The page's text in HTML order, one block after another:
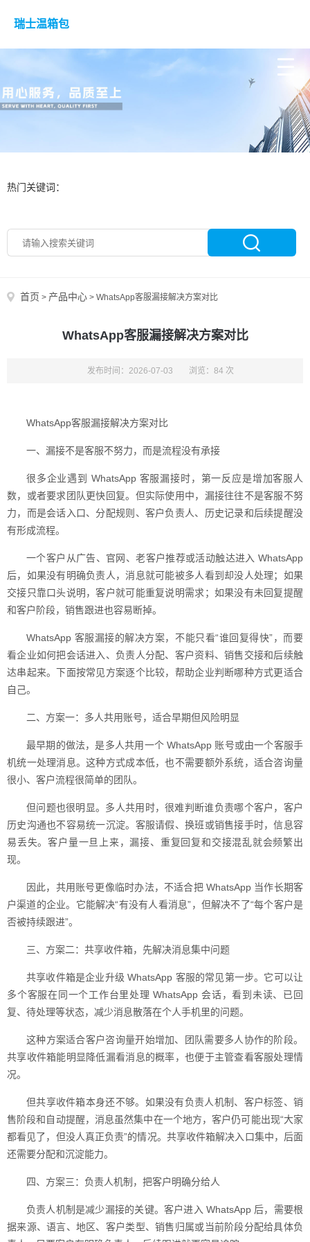
瑞士温箱包
热门关键词：
首页 > 产品中心 > WhatsApp客服漏接解决方案对比
WhatsApp客服漏接解决方案对比
发布时间：2026-07-03 浏览：84 次
WhatsApp客服漏接解决方案对比
一、漏接不是客服不努力，而是流程没有承接
很多企业遇到 WhatsApp 客服漏接时，第一反应是增加客服人
数，或者要求团队更快回复。但实际使用中，漏接往往不是客服不努
力，而是会话入口、分配规则、客户负责人、历史记录和后续提醒没
有形成流程。
一个客户从广告、官网、老客户推荐或活动触达进入 WhatsApp
后，如果没有明确负责人，消息就可能被多人看到却没人处理；如果
交接只靠口头说明，客户就可能重复说明需求；如果没有未回复提醒
和客户阶段，销售跟进也容易断掉。
WhatsApp 客服漏接的解决方案，不能只看“谁回复得快”，而要
看企业如何把会话进入、负责人分配、客户资料、销售交接和后续触
达串起来。下面按常见方案逐个比较，帮助企业判断哪种方式更适合
自己。
二、方案一：多人共用账号，适合早期但风险明显
最早期的做法，是多人共用一个 WhatsApp 账号或由一个客服手
机统一处理消息。这种方式成本低，也不需要额外系统，适合咨询量
很小、客户流程很简单的团队。
但问题也很明显。多人共用时，很难判断谁负责哪个客户，客户
历史沟通也不容易统一沉淀。客服请假、换班或销售接手时，信息容
易丢失。客户量一旦上来，漏接、重复回复和交接混乱就会频繁出
现。
因此，共用账号更像临时办法，不适合把 WhatsApp 当作长期客
户渠道的企业。它能解决“有没有人看消息”，但解决不了“每个客户是
否被持续跟进”。
三、方案二：共享收件箱，先解决消息集中问题
共享收件箱是企业升级 WhatsApp 客服的常见第一步。它可以让
多个客服在同一个工作台里处理 WhatsApp 会话，看到未读、已回
复、待处理等状态，减少消息散落在个人手机里的问题。
这种方案适合客户咨询量开始增加、团队需要多人协作的阶段。
共享收件箱能明显降低漏看消息的概率，也便于主管查看客服处理情
况。
但共享收件箱本身还不够。如果没有负责人机制、客户标签、销
售阶段和自动提醒，消息虽然集中在一个地方，客户仍可能出现“大家
都看见了，但没人真正负责”的情况。共享收件箱解决入口集中，后面
还需要分配和沉淀能力。
四、方案三：负责人机制，把客户明确分给人
负责人机制是减少漏接的关键。客户进入 WhatsApp 后，需要根
据来源、语言、地区、客户类型、销售归属或当前阶段分配给具体负